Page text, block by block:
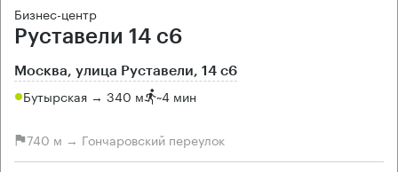
Бизнес-центр
Руставели 14 с6
Москва, улица Руставели, 14 с6
Бутырская → 340 м ~4 мин
740 м → Гончаровский переулок